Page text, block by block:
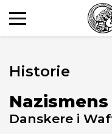
Historie
Danskere i